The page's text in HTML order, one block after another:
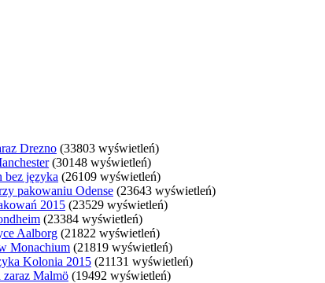
Drezno (33803 wyświetleń)
(30148 wyświetleń)
bez języka (26109 wyświetleń)
pakowaniu Odense (23643 wyświetleń)
2015 (23529 wyświetleń)
(23384 wyświetleń)
Aalborg (21822 wyświetleń)
Monachium (21819 wyświetleń)
Kolonia 2015 (21131 wyświetleń)
zaraz Malmö (19492 wyświetleń)